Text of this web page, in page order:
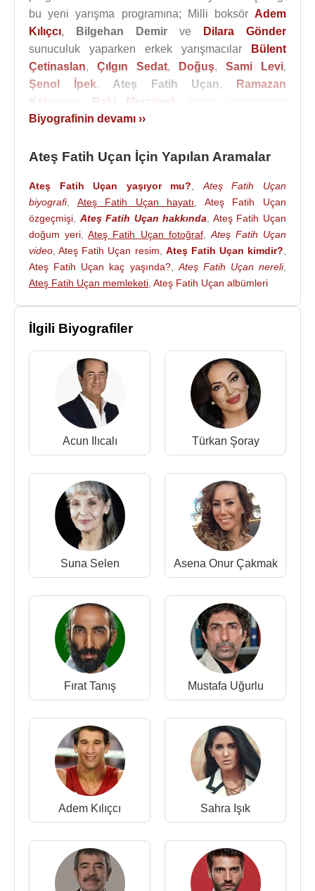
bu yeni yarışma programına; Milli boksör Adem
Kılıçcı, Bilgehan Demir ve
Dilara Gönder
sunuculuk yaparken erkek yarışmacılar
Bülent
Çetinaslan, Çılgın Sedat, Doğuş, Sami Levi,
Şenol İpek, Ateş Fatih Uçan, Ramazan
Kalyoncu
Baki Mercimek
Asena Onur Çakmak
Canbeldekolacaktır.
Filmleri:
Yönetmen:
2016 - Rengarenk Yağmurlar (Yönetmen) (Kısa
Film)
Oyuncu:
2015 - Uzaklarda Arama (Bahattin) (Sinema Filmi)
2015 - Avanak Dedektör (Sinema Filmi) 2015
2013 - 2014 - Fatih-Harbiye (Asım) (TV Dizisi)
2010 - Şefkat Tepe (TV Dizisi)
2008 - 2011 - Akasya Durağı (Ali Kemal) (TV Dizisi)
2007 - Boşanmak İstemiyorum (Kemal) (TV Dizisi)
2003 - Lise Defteri (Öğrenci) (TV Dizisi)
2000 - Dedelerimi Evlendirirken (Dede) (TV Filmi)
Kaynak:Biyografiler.com
Biyografinin devamı ››
Ateş Fatih Uçan İçin Yapılan Aramalar
Ateş Fatih Uçan yaşıyor mu?
Ateş Fatih Uçan
biyografi, Ateş Fatih Uçan hayatı
Ateş Fatih Uçan
özgeçmişi
Ateş Fatih Uçan hakkında
Ateş Fatih Uçan
doğum yeri ,Ateş Fatih Uçan fotoğraf, Ateş Fatih Uçan
video ,Ateş Fatih Uçan resim Ateş Fatih Uçan kimdir?
Ateş Fatih Uçan kaç yaşında?, Ateş Fatih Uçan nereli,
Ateş Fatih Uçan memleketi Ateş Fatih Uçan albümleri
İlgili Biyografiler
Acun Ilıcalı Türkan Şoray
Suna Selen Asena Onur Çakmak
Fırat Tanış Mustafa Uğurlu
Adem Kılıçcı Sahra Işık